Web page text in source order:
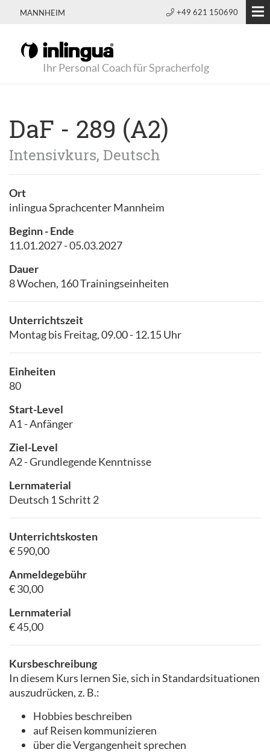
MANNHEIM +49 621 150690
Ihr Personal Coach für Spracherfolg
DaF - 289 (A2)
Intensivkurs, Deutsch
Ort
inlingua Sprachcenter Mannheim
Beginn - Ende
11.01.2027 - 05.03.2027
Dauer
8 Wochen, 160 Trainingseinheiten
Unterrichtszeit
Montag bis Freitag, 09.00 - 12.15 Uhr
Einheiten
80
Start-Level
A1 - Anfänger
Ziel-Level
A2 - Grundlegende Kenntnisse
Lernmaterial
Deutsch 1 Schritt 2
Kursbeschreibung
In diesem Kurs lernen Sie, sich in Standardsituationen
auszudrücken, z. B.:
Hobbies beschreiben
auf Reisen kommunizieren
über die Vergangenheit sprechen
Unterrichtskosten
€ 590,00
Anmeldegebühr
€ 30,00
Lernmaterial
€ 45,00